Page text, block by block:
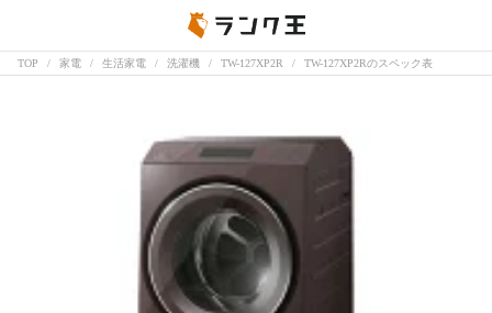
TOP 家電 生活家電 洗濯機 TW-127XP2R TW-127XP2Rのスペック表